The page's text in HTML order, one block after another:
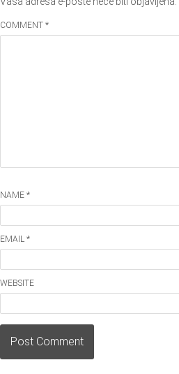
COMMENT *
NAME *
EMAIL *
WEBSITE
Post Comment